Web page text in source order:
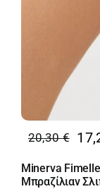
20,30€
Original
price
was:
Η
τρέχουσα
τιμή
Minerva
Μπραζίλιαν